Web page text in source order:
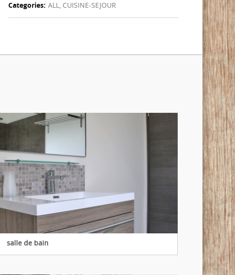
Categories: ALL, CUISINE-SEJOUR
salle de bain